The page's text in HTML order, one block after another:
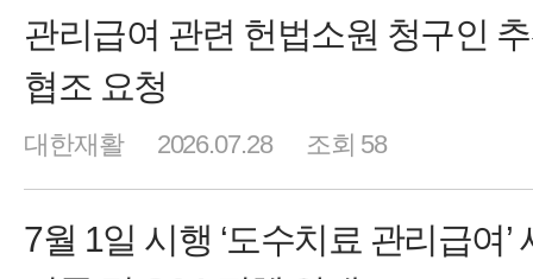
관리급여 관련 헌법소원 청구인
협조 요청
대한재활 2026.07.28 조회 58
7월 1일 시행 ‘도수치료 관리급여’